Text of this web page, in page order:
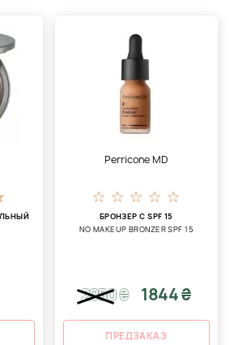
Perricone MD
БРОНЗЕР С SPF 15
NO MAKEUP BRONZER SPF 15
2050₴ 1844 ₴
ПРЕДЗАКАЗ